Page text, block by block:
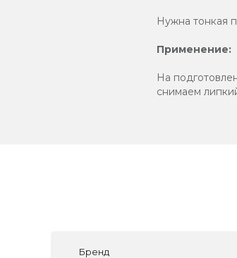
Нужна тонкая
Применение:
На
снимаем
Бренд